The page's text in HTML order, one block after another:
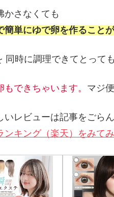
かさなくても
単にゆで卵を作ることが
時に調理できてとって
できちゃいます。 マジ
レビューは記事をごらん
キング（楽天）をみてみ